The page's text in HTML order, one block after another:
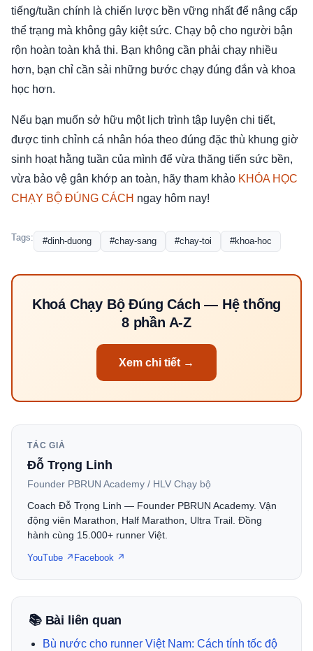
tiếng/tuần chính là chiến lược bền vững nhất để nâng cấp
thể trạng mà không gây kiệt sức. Chạy bộ cho người bận
rộn hoàn toàn khả thi. Bạn không cần phải chạy nhiều
hơn, bạn chỉ cần sải những bước chạy đúng đắn và khoa
học hơn.
Nếu bạn muốn sở hữu một lịch trình tập luyện chi tiết,
được tinh chỉnh cá nhân hóa theo đúng đặc thù khung giờ
sinh hoạt hằng tuần của mình để vừa thăng tiến sức bền,
vừa bảo vệ gân khớp an toàn, hãy tham khảo KHÓA HỌC
CHẠY BỘ ĐÚNG CÁCH ngay hôm nay!
Tags: #dinh-duong #chay-sang #chay-toi #khoa-hoc
Khoá Chạy Bộ Đúng Cách — Hệ thống
8 phần A-Z
Xem chi tiết →
TÁC GIẢ
Đỗ Trọng Linh
Founder PBRUN Academy / HLV Chạy bộ
Coach Đỗ Trọng Linh — Founder PBRUN Academy. Vận
động viên Marathon, Half Marathon, Ultra Trail. Đồng
hành cùng 15.000+ runner Việt.
YouTube ↗ Facebook ↗
📚 Bài liên quan
Bù nước cho runner Việt Nam: Cách tính tốc độ